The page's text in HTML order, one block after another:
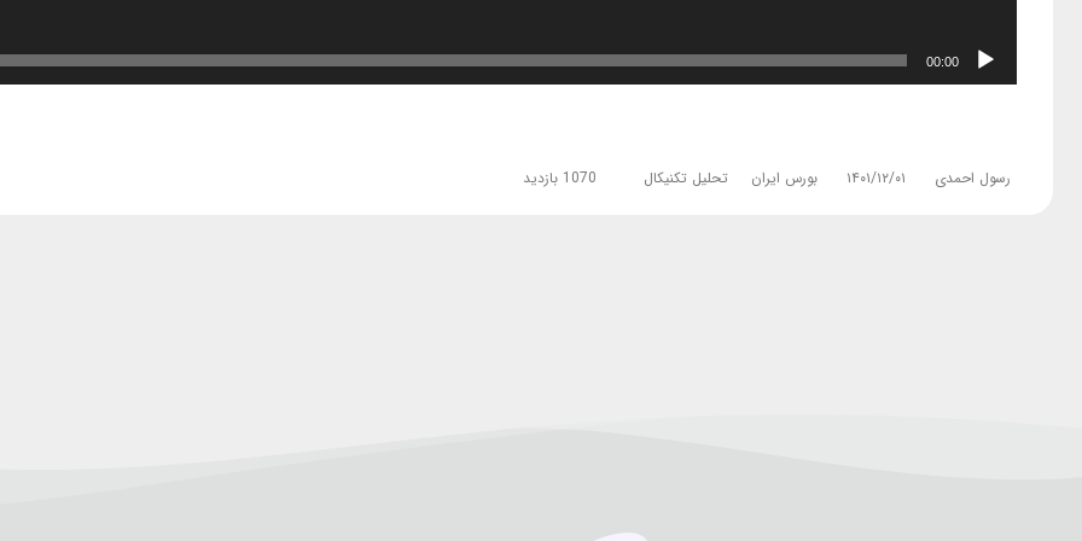
00:00
رسول احمدی ۱۴۰۱/۱۲/۰۱ بورس ایران تحلیل تکنیکال 1070 بازدید